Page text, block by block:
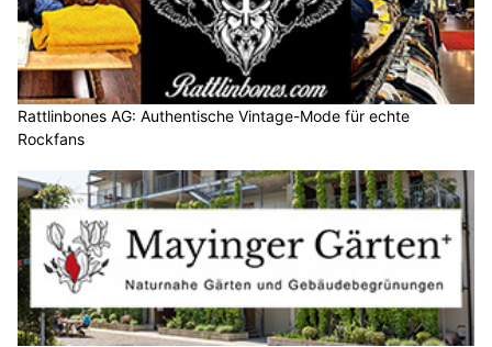
Rattlinbones AG: Authentische Vintage-Mode für echte
Rockfans